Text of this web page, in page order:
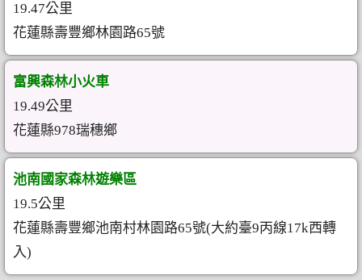
19.47公里
花蓮縣壽豐鄉林園路65號
富興森林小火車
19.49公里
花蓮縣978瑞穗鄉
池南國家森林遊樂區
19.5公里
花蓮縣壽豐鄉池南村林園路65號(大約臺9丙線17k西轉
入)